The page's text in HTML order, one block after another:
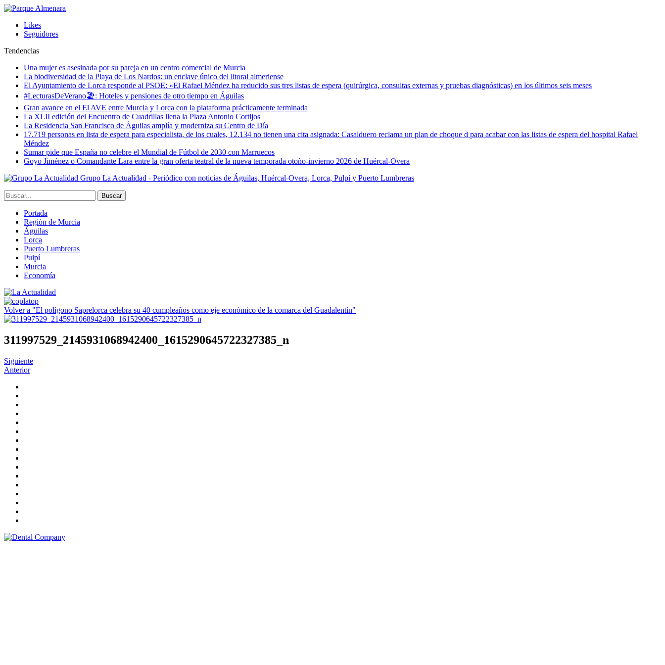
Likes
Seguidores
Tendencias
Una mujer es asesinada por su pareja en un centro comercial de Murcia
La biodiversidad de la Playa de Los Nardos: un enclave único del litoral almeriense
El Ayuntamiento de Lorca responde al PSOE: «El Rafael Méndez ha reducido sus tres listas de espera (quirúrgica, consultas externas y pruebas diagnósticas) en los últimos seis meses
#LecturasDeVerano🏖: Hoteles y pensiones de otro tiempo en Águilas
Gran avance en el El AVE entre Murcia y Lorca con la plataforma prácticamente terminada
La XLII edición del Encuentro de Cuadrillas llena la Plaza Antonio Cortijos
La Residencia San Francisco de Águilas amplía y moderniza su Centro de Día
17.719 personas en lista de espera para especialista, de los cuales, 12.134 no tienen una cita asignada: Casalduero reclama un plan de choque d para acabar con las listas de espera del hospital Rafael
Méndez
Sumar pide que España no celebre el Mundial de Fútbol de 2030 con Marruecos
Goyo Jiménez o Comandante Lara entre la gran oferta teatral de la nueva temporada otoño-invierno 2026 de Huércal-Overa
Grupo La Actualidad - Periódico con noticias de Águilas, Huércal-Overa, Lorca, Pulpí y Puerto Lumbreras
Portada
Región de Murcia
Águilas
Lorca
Puerto Lumbreras
Pulpí
Murcia
Economía
Volver a "El polígono Saprelorca celebra su 40 cumpleaños como eje económico de la comarca del Guadalentín"
311997529_2145931068942400_1615290645722327385_n
Siguiente
Anterior